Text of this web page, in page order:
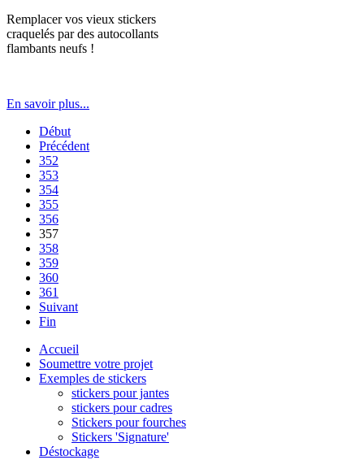
Remplacer vos vieux stickers
craquelés par des autocollants
flambants neufs !
En savoir plus...
Début
Précédent
352
353
354
355
356
357
358
359
360
361
Suivant
Fin
Accueil
Soumettre votre projet
Exemples de stickers
stickers pour jantes
stickers pour cadres
Stickers pour fourches
Stickers 'Signature'
Déstockage